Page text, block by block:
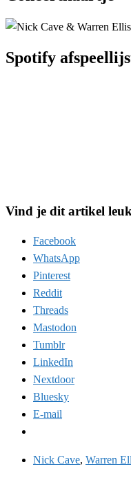
Spotify
Vind je dit artikel
Facebook
WhatsApp
Pinterest
Reddit
Threads
Mastodon
Tumblr
LinkedIn
Nextdoor
Bluesky
E-mail
Nick Cave, Warren